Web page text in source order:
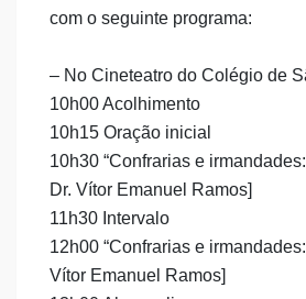
com o seguinte programa:
– No Cineteatro do Col égio de
10h00 Acolhimento
10h15 Oração inicial
10h30 “Confrarias e
Dr. Vítor Emanuel Ramos]
11h30 Intervalo
12h00 “Confrarias e
Vítor Emanuel Ramos]